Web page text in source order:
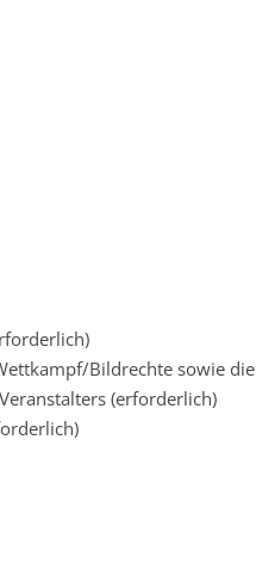
Bildrechte sowie die
(erforderlich)